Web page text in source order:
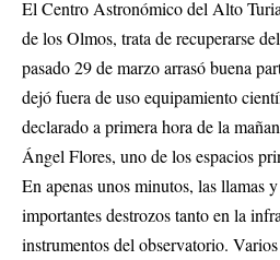
El Centro Astronómico del Alto
de los Olmos, trata de recuperarse
pasado 29 de marzo arrasó buena
dejó fuera de uso equipamiento
declarado a primera hora de la
Ángel Flores, uno de los espacios
En apenas unos minutos, las llamas
importantes destrozos tanto en la
instrumentos del observatorio.